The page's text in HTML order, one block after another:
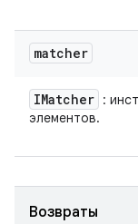
matcher
IMatcher :
элементов.
Возвраты